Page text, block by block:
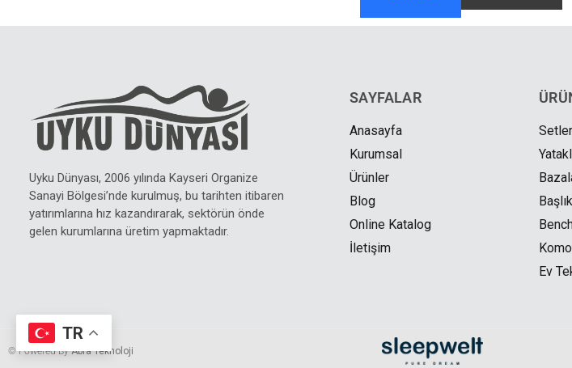
Uyku Dünyası, 2006 yılında Kayseri Organize
Sanayi Bölgesi’nde kurulmuş, bu tarihten itibaren
yatırımlarına hız kazandırarak, sektörün önde
gelen kurumlarına üretim yapmaktadır.
SAYFALAR
Anasayfa
Kurumsal
Ürünler
Blog
Online Katalog
İletişim
Setler
Ev
© Powered ByAbra Teknoloji
TR